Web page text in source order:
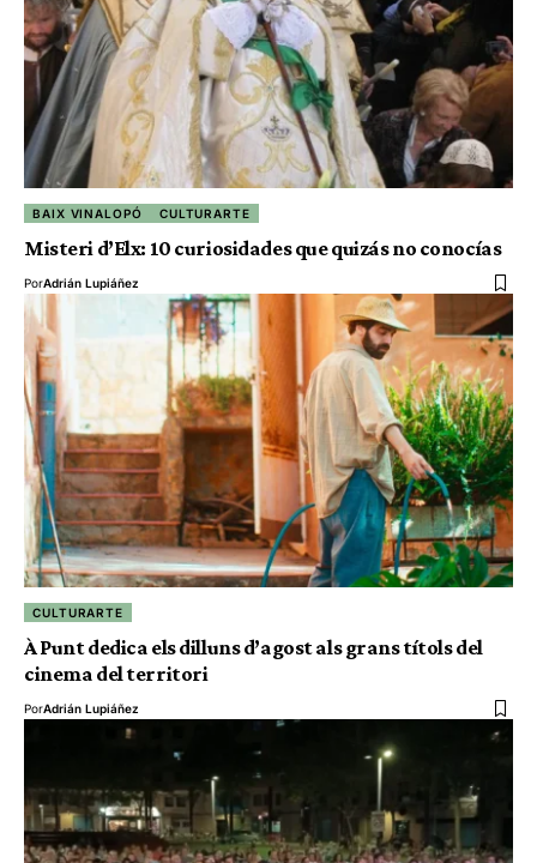
BAIX VINALOPÓ CULTURARTE
Misteri d’Elx: 10 curiosidades que quizás no conocías
PorAdrián Lupiáñez
CULTURARTE
À Punt dedica els dilluns d’agost als grans títols del
cinema del territori
PorAdrián Lupiáñez